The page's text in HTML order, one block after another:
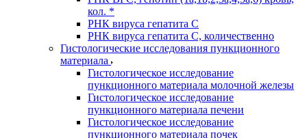
кол. *
РНК вируса гепатита C
РНК вируса гепатита C, количественно
Гистологические исследования пункционного
материала
Гистологическое исследование
пункционного материала молочной железы
Гистологическое исследование
пункционного материала печени
Гистологическое исследование
пункционного материала почек